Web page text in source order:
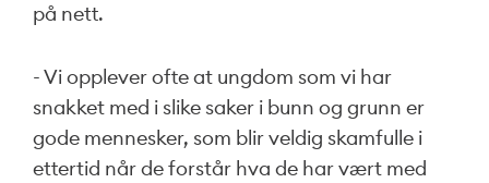
på nett.
- Vi opplever ofte at ungdom som vi har
snakket med i slike saker i bunn og grunn er
gode mennesker, som blir veldig skamfulle i
ettertid når de forstår hva de har vært med